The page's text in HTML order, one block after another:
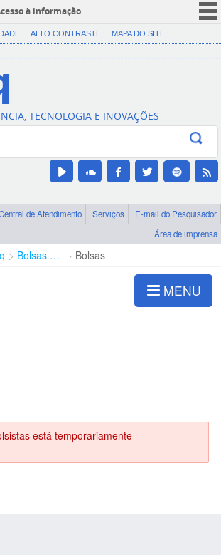
à informação
CORONAVÍRUS (COVID-19)
Canais
ALTO CONTRASTE MAPA DO SITE
TECNOLOGIA E INOVAÇÕES
de Atendimento Serviços
E-mail do Pesquisador
Área de imprensa
Bolsas e Auxílios Vigentes Bolsas
MENU
está temporariamente